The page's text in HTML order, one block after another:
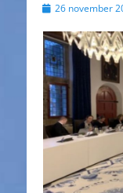
Geplaatst
26 november